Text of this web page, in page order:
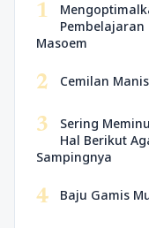
1
Masoem
2 Cemilan
3
Sering
Hal Berikut
Sampingnya
4 Baju Gamis